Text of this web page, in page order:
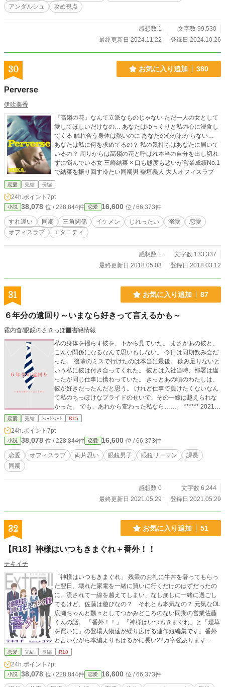
アンダルシュ
攻め視点
感想数 1
文字数 99,530
最終更新日 2024.11.22
登録日 2024.10.26
30 お気に入り追加 380
Perverse
伊吹美香
『高嶺の花』なんて立派なものじゃない ただ一人の女として
愛してほしいだけなの… あなたはゆっくりと私の心に浸食し
てくる 触れ合う身体は熱いのに あなたの心がわからない…
あなたは私に何を求めてるの？ 私の気持ちはあなたに届いて
いるの？ 周りからは高嶺の花と呼ばれ本当の自分を出し切れ
ずに悩んでいる女 三崎結菜 × 口も態度も悪いが営業成績No.1
で結菜を振り回す冷たい同期男 柴垣義人 大人オフィスラブ
恋愛 完結 長編
24h.ポイント 7pt
小説 38,078 位 / 228,844件 恋愛 16,600 位 / 66,373件
すれ違い 同期 三角関係 イケメン じれったい 溺愛
恋愛
オフィスラブ
エタニティ
感想数 1
文字数 133,337
最終更新日 2018.05.03
登録日 2018.03.12
31 お気に入り追加 87
６年分の遠回り～いまなら好きって言えるかも～
霧内杳/眼鏡のさきっぽ
書籍情報
私の身体を揺らす彼を、下から見ていた。 まさかあの彼と、
こんな関係になるなんて思いもしない。 今日は同期飲み会だ
った。 後輩のミスで行けたのは本当に最後。 飲み足りないと
いう私に彼は付き合ってくれた。 彼とは入社当時、部署は違
ったが同じ仕事に携わっていた。 きっとあの頃のわたしは、
彼が好きだったんだと思う。 けれど仕事で負けたくないなん
て私のちっぽけなプライドのせいで、その一線は越えられな
かった。 でも、あれから変わった私なら……。 ****** 2021/0
恋愛 完結 ｼｮｰﾄｼｮｰﾄ R15
24h.ポイント 7pt
小説 38,078 位 / 228,844件 恋愛 16,600 位 / 66,373件
恋愛 オフィスラブ 両片思い 眼鏡男子 眼鏡リーマン
課長
同期
感想数 0
文字数 6,244
最終更新日 2021.05.29
登録日 2021.05.29
32 お気に入り追加 51
【R18】神様はいつもきまぐれ＋番外！！
テキイチ
「神様はいつもきまぐれ」 残業のお礼に牛丼を奢ってもらっ
た翌日、壊れた家電を一緒に買いに行くだけのはずだったの
に。流されて一線を越えてしまい、なし崩しに一緒に過ごし
てるけど、佐藤は遊びなの？ それとも本気なの？ 元気なOL
広瀬ちゃんと飄々としてつかみどころのない同期の営業佐藤
くんの話。 「番外！！」 「神様はいつもきまぐれ」と「煙草
を買いに」の登場人物達が繰り広げる連作短編集です。番外
と言いながら本編よりもはるかに長い22万字強あります
（『煙草を買いに』は5555文字・『神様はいつもきまぐれ』
ズ、エブリスタでも公開しています。 ※表紙の素敵な絵はコ
ンノ様（@hasunorenkon）にお願いしました。
恋愛 完結 長編 R18
24h.ポイント 7pt
小説 38,078 位 / 228,844件 恋愛 16,600 位 / 66,373件